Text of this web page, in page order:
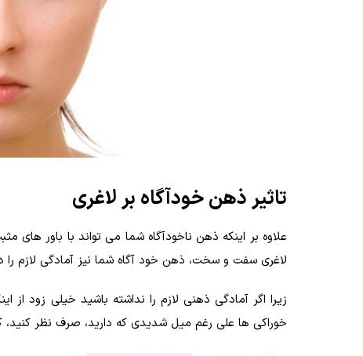
تاثیر ذهن خودآگاه بر لاغری
علاوه بر اینکه ذهن ناخودآگاه شما می تواند با باور
لاغری سفت و سخت، ذهن خود آگاه شما نیز آمادگی لازم
زیرا اگر آمادگی ذهنی لازم را نداشته باشید خیلی زود
خوراکی ها علی رغم میل شدیدی که دارید، صرف نظر کنید،